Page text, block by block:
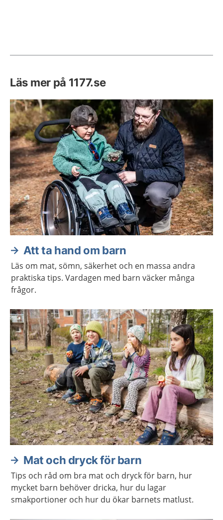
Läs mer på 1177.se
Att ta hand om barn
Läs om mat, sömn, säkerhet och en massa andra
praktiska tips. Vardagen med barn väcker många
frågor.
Mat och dryck för barn
Tips och råd om bra mat och dryck för barn, hur
mycket barn behöver dricka, hur du lagar
smakportioner och hur du ökar barnets matlust.